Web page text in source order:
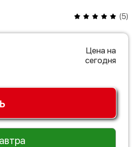
(5)
Цена на
сегодня